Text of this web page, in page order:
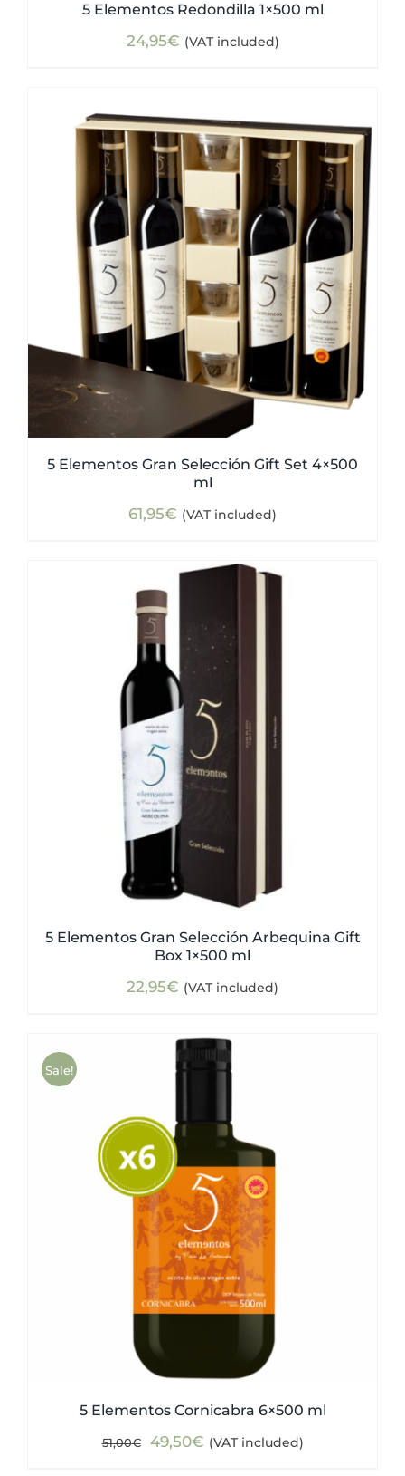
5 Elementos Redondilla 1×500 ml
24,95€ (VAT included)
5 Elementos Gran Selección Gift Set 4×500
ml
61,95€ (VAT included)
5 Elementos Gran Selección Arbequina Gift
Box 1×500 ml
22,95€ (VAT included)
Sale!
5 Elementos Cornicabra 6×500 ml
51,00€
Original
49,50€Current
(VAT included)